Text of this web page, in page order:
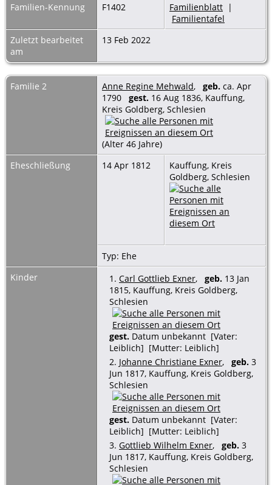
Familien-Kennung
F1402 Familienblatt |
Familientafel
Zuletzt bearbeitet
am
13 Feb 2022
Familie 2 Anne Regine Mehwald, geb. ca. Apr
1790 gest. 16 Aug 1836, Kauffung,
Kreis Goldberg, Schlesien
(Alter 46 Jahre)
Eheschließung
14 Apr 1812
Kauffung, Kreis
Goldberg, Schlesien
Typ: Ehe
Kinder
1. Carl Gottlieb Exner, geb. 13 Jan
1815, Kauffung, Kreis Goldberg,
Schlesien
gest. Datum unbekannt [Vater:
Leiblich] [Mutter: Leiblich]
2. Johanne Christiane Exner, geb. 3
Jun 1817, Kauffung, Kreis Goldberg,
Schlesien
gest. Datum unbekannt [Vater:
Leiblich] [Mutter: Leiblich]
3. Gottlieb Wilhelm Exner, geb. 3
Jun 1817, Kauffung, Kreis Goldberg,
Schlesien